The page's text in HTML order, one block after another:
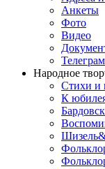
Анкеты
Фото
Видео
Народное
Стихи и
К